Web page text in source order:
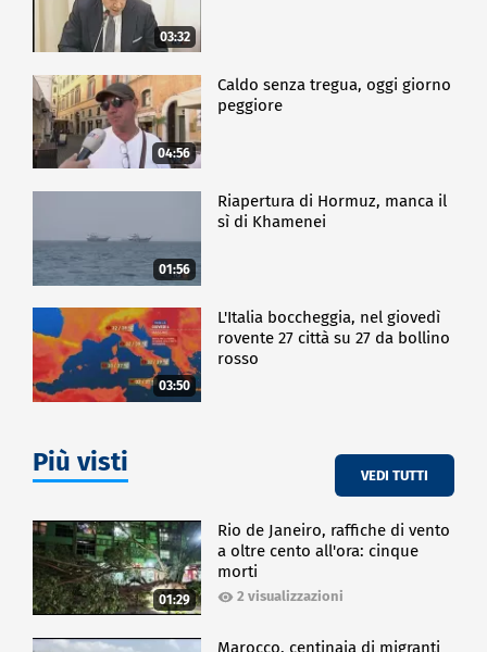
03:32
04:56
Caldo senza tregua, oggi giorno
peggiore
01:56
Riapertura di Hormuz, manca il
sì di Khamenei
03:50
L'Italia boccheggia, nel giovedì
rovente 27 città su 27 da bollino
rosso
Più visti VEDI TUTTI
01:29
Rio de Janeiro, raffiche di vento
a oltre cento all'ora: cinque
morti
2 visualizzazioni
Marocco, centinaia di migranti